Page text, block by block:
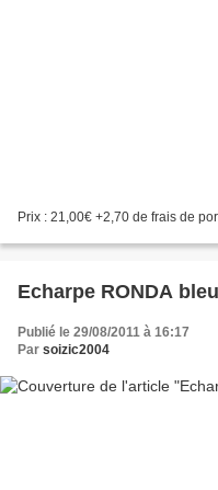
Prix : 21,00€ +2,70 de frais de
Echarpe RONDA
Publié le 29/08/2011 à 16:17
Par soizic2004